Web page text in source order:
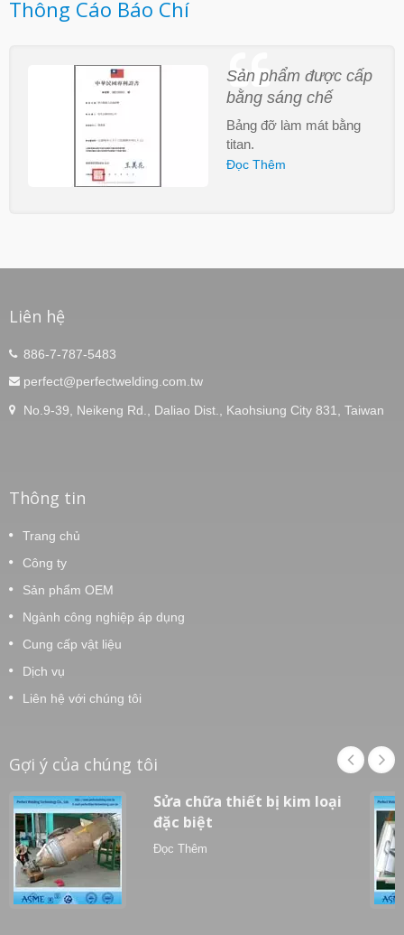
Thông Cáo Báo Chí
Sản phẩm được cấp
bằng sáng chế
Bảng đỡ làm mát bằng
titan.
Đọc Thêm
Liên hệ
886-7-787-5483
perfect@perfectwelding.com.tw
No.9-39, Neikeng Rd., Daliao Dist., Kaohsiung City 831, Taiwan
Thông tin
Trang chủ
Công ty
Sản phẩm OEM
Ngành công nghiệp áp dụng
Cung cấp vật liệu
Dịch vụ
Liên hệ với chúng tôi
Gợi ý của chúng tôi
Sửa chữa thiết bị kim loại
đặc biệt
Đọc Thêm